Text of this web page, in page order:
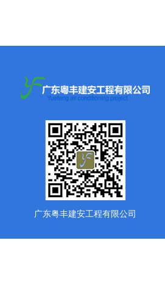
广东粤丰建安工程有限公司